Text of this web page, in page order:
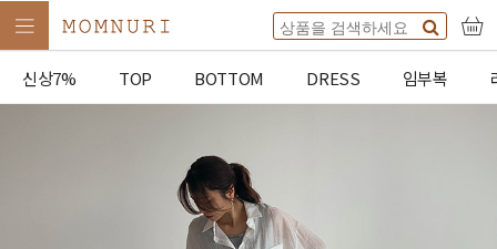
신상7% TOP BOTTOM DRESS 임부복